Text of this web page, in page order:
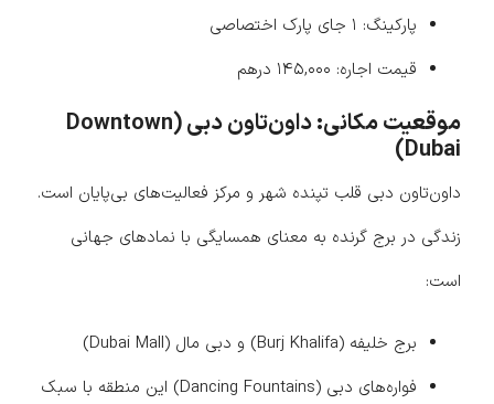
پارکینگ: ۱ جای پارک اختصاصی
قیمت اجاره: ۱۴۵,۰۰۰ درهم
موقعیت مکانی: داون‌تاون دبی (Downtown
Dubai)
داون‌تاون دبی قلب تپنده شهر و مرکز فعالیت‌های بی‌پایان است.
زندگی در برج گرنده به معنای همسایگی با نمادهای جهانی
است:
برج خلیفه (Burj Khalifa) و دبی مال (Dubai Mall)
فواره‌های دبی (Dancing Fountains) این منطقه با سبک